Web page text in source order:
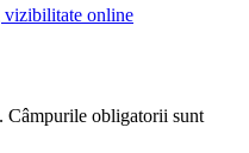
vizibilitate online
Câmpurile obligatorii sunt